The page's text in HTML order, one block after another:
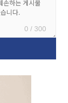
0 / 300